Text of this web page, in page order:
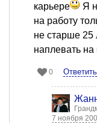
карьере
Я
на работу
не старше 25
наплевать
0 Ответить
7 ноября